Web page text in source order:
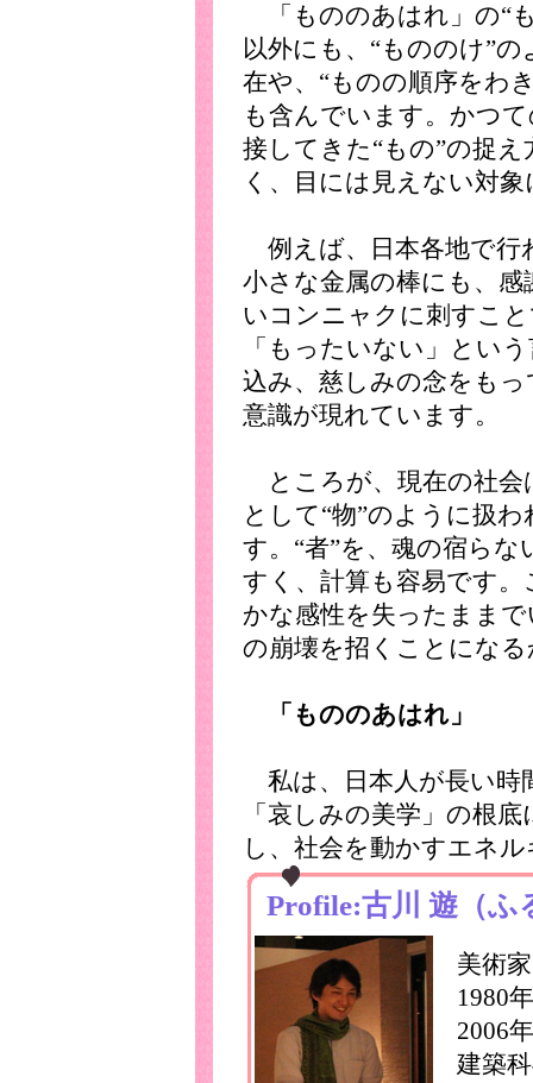
「もののあはれ」の“
以外にも、“もののけ”
在や、“ものの順序をわ
も含んでいます。かつ
接してきた“もの”の捉
く、目には見えない対
例えば、日本各地で行
小さな金属の棒にも、
いコンニャクに刺すこ
「もったいない」とい
込み、慈しみの念をも
意識が現れています。
ところが、現在の社会
として“物”のように扱
す。“者”を、魂の宿らな
すく、計算も容易です
かな感性を失ったまま
の崩壊を招くことにな
「もののあはれ」
私は、日本人が長い時
「哀しみの美学」の根
し、社会を動かすエネ
Profile:古川 遊（
美術
1980
2006
建築